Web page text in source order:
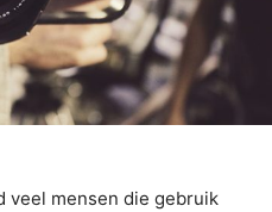
veel mensen die gebruik